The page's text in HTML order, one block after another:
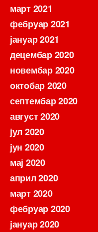
март 2021
фебруар 2021
јануар 2021
децембар 2020
новембар 2020
октобар 2020
септембар 2020
август 2020
јул 2020
јун 2020
мај 2020
април 2020
март 2020
фебруар 2020
јануар 2020